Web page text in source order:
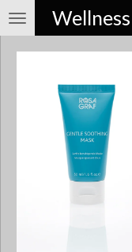
Ga
direct
hoofdinhoud